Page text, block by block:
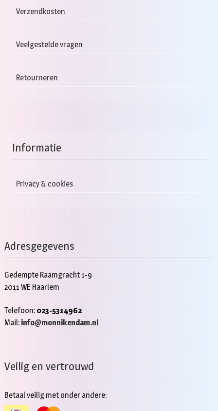
Verzendkosten
Veelgestelde vragen
Retourneren
Informatie
Privacy & cookies
Adresgegevens
Gedempte Raamgracht 1-9
2011 WE Haarlem
Telefoon: 023-5314962
Mail: info@monnikendam.nl
Veilig en vertrouwd
Betaal veilig met onder andere: